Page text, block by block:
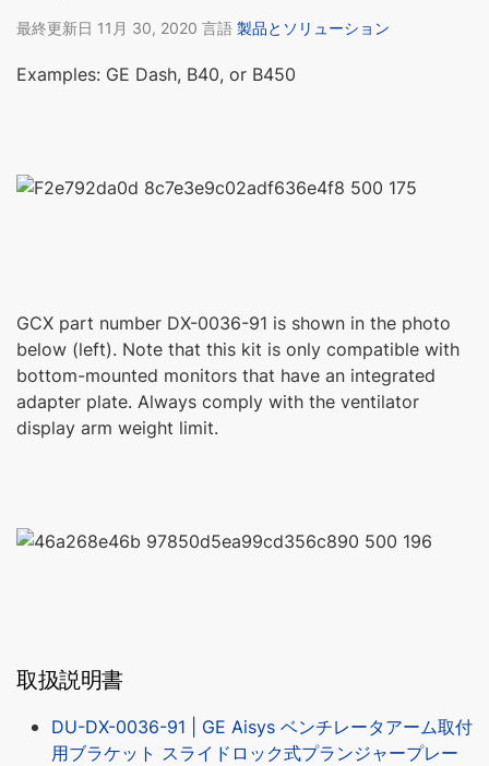
最終更新日 11月 30, 2020 言語 製品とソリューション
Examples: GE Dash, B40, or B450
GCX part number DX-0036-91 is shown in the photo
below (left). Note that this kit is only compatible with
bottom-mounted monitors that have an integrated
adapter plate. Always comply with the ventilator
display arm weight limit.
取扱説明書
DU-DX-0036-91 | GE Aisys ベンチレータアーム取付
用ブラケット スライドロック式プランジャープレー